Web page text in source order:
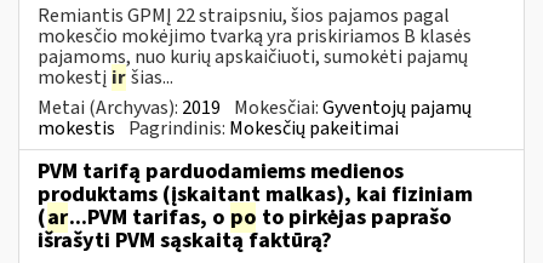
Remiantis GPMĮ 22 straipsniu, šios pajamos pagal
mokesčio mokėjimo tvarką yra priskiriamos B klasės
pajamoms, nuo kurių apskaičiuoti, sumokėti pajamų
mokestį iršias...
Metai (Archyvas): 2019 Mokesčiai:Gyventojų pajamų
mokestis Pagrindinis: Mokesčių pakeitimai
PVM tarifą parduodamiems medienos
produktams (įskaitant malkas), kai fiziniam
(ar...PVM tarifas, o po to pirkėjas paprašo
išrašyti PVM sąskaitą faktūrą?